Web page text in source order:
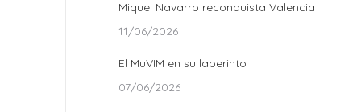
Miquel Navarro reconquista Valencia
11/06/2026
El MuVIM en su laberinto
07/06/2026